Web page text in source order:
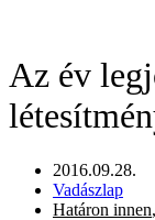
Az év
2016.09.28.
Vadászlap
Határon innen,